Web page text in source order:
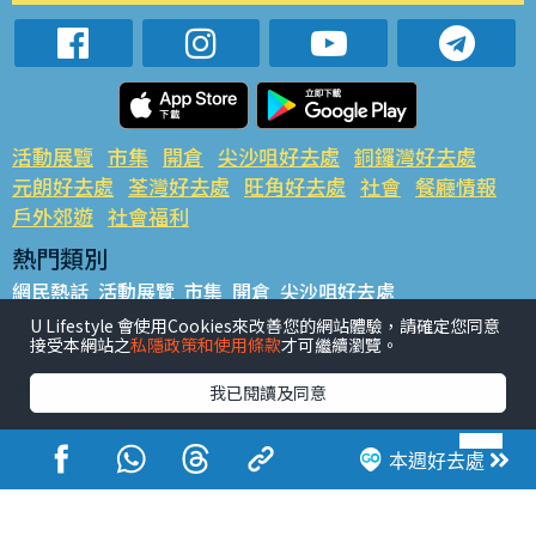
本週好去處
活動展覽 市集 開倉 尖沙咀好去處 銅鑼灣好去處
元朗好去處 荃灣好去處 旺角好去處 社會 餐廳情報
戶外郊遊 社會福利
熱門類別
網民熱話 活動展覽 市集 開倉 尖沙咀好去處
銅鑼灣好去處 元朗好去處 荃灣好去處 旺角好去處 社會
餐廳情報 戶外郊遊
熱門標籤
#UGO搵好去處 #人氣活動推介 #美食社群熱話
#親子玩樂好去處
#ULifestyle應用程式
#限時搶
#UJetso禮物放送
#ULifestyle商戶中心 #著數 #網絡熱話
U Lifestyle 會使用Cookies來改善您的網站體驗，請確定您同意
接受本網站之私隱政策和使用條款才可繼續瀏覽。
我已閱讀及同意